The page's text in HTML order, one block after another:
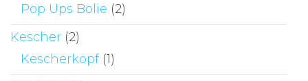
Pop Ups Bolie (2)
Kescher (2)
Kescherkopf (1)